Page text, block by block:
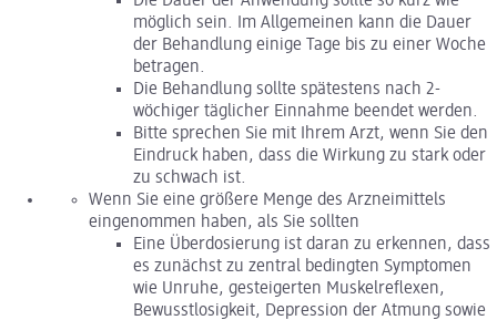
möglich sein. Im Allgemeinen kann die Dauer
der Behandlung einige Tage bis zu einer Woche
betragen.
Die Behandlung sollte spätestens nach 2-
wöchiger täglicher Einnahme beendet werden.
Bitte sprechen Sie mit Ihrem Arzt, wenn Sie den
Eindruck haben, dass die Wirkung zu stark oder
zu schwach ist.
Wenn Sie eine größere Menge des Arzneimittels
eingenommen haben, als Sie sollten
Eine Überdosierung ist daran zu erkennen, dass
es zunächst zu zentral bedingten Symptomen
wie Unruhe, gesteigerten Muskelreflexen,
Bewusstlosigkeit, Depression der Atmung sowie